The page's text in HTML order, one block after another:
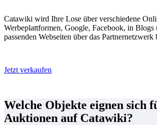
Catawiki wird Ihre Lose über verschiedene
Werbeplattformen, Google, Facebook, in Blogs
passenden Webseiten über das Partnernetzwerk
Jetzt verkaufen
Welche Objekte eignen sich
Auktionen auf Catawiki?